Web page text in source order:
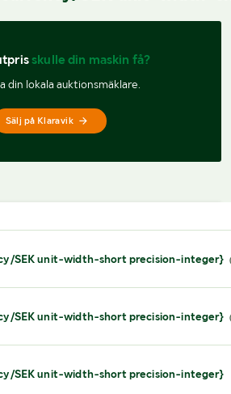
skulle din maskin få?
din lokala auktionsmäklare.
Sälj på Klaravik
SEK unit-width-short precision-integer}
SEK unit-width-short precision-integer}
SEK unit-width-short precision-integer}